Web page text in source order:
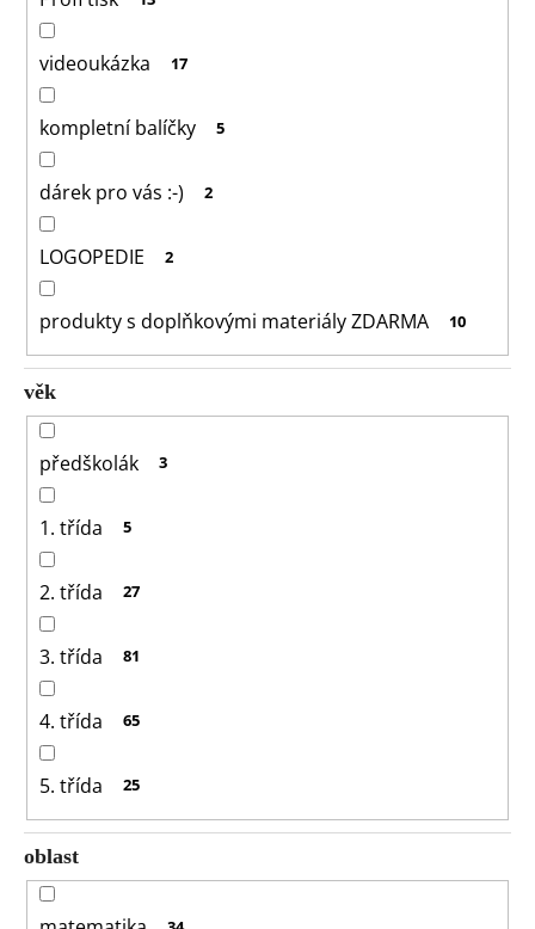
videoukázka 17
kompletní balíčky 5
dárek pro vás :-) 2
LOGOPEDIE 2
produkty s doplňkovými materiály ZDARMA 10
věk
předškolák 3
1. třída 5
2. třída 27
3. třída 81
4. třída 65
5. třída 25
oblast
m